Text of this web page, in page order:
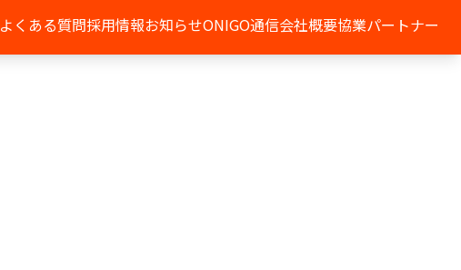
よくある質問採用情報お知らせONIGO通信会社概要協業パートナー